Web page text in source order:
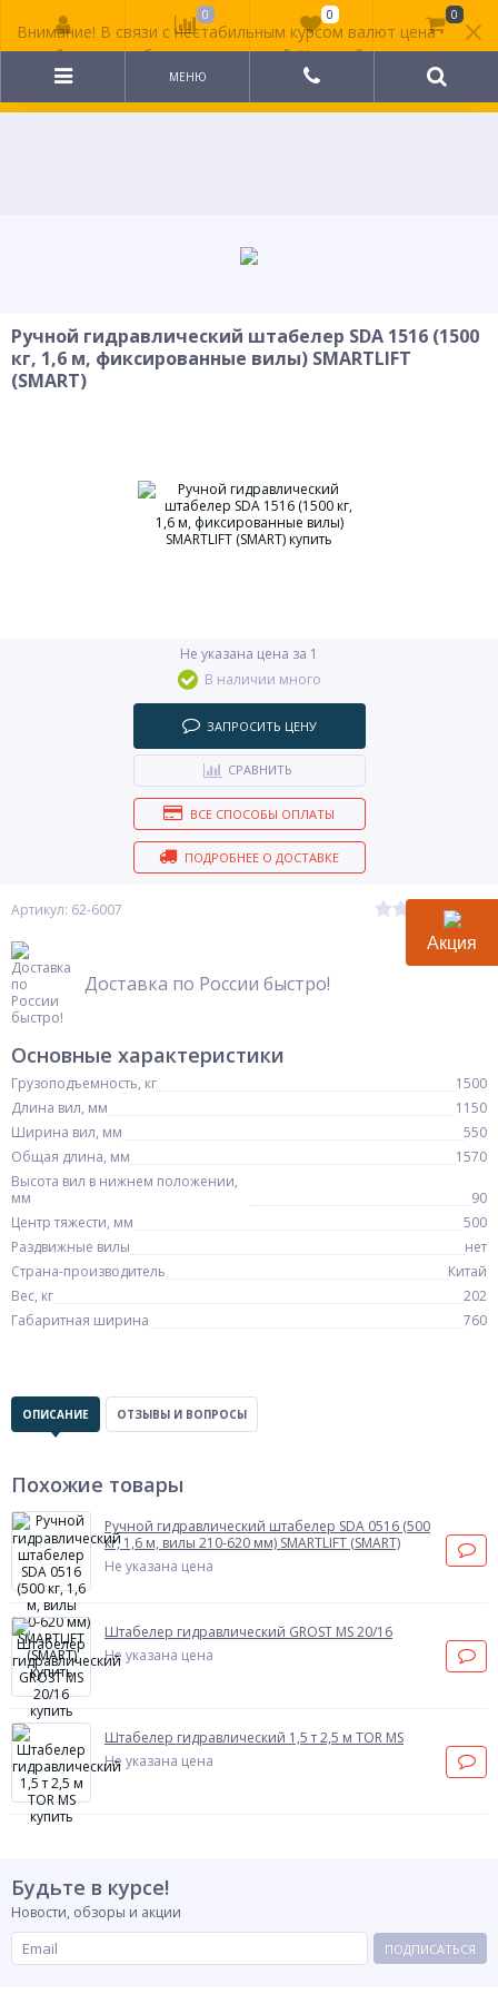
Внимание! В связи с нестабильным курсом валют цена
на сайте может быть неактуальной. Уточняйте
стоимость у менеджера.
МЕНЮ
Ручной гидравлический штабелер SDA 1516 (1500
кг, 1,6 м, фиксированные вилы) SMARTLIFT
(SMART)
Артикул: 62-6007
Доставка по России быстро!
Не указана цена за 1
В наличии много
ЗАПРОСИТЬ ЦЕНУ
СРАВНИТЬ
ВСЕ СПОСОБЫ ОПЛАТЫ
ПОДРОБНЕЕ О ДОСТАВКЕ
Основные характеристики
Грузоподъемность, кг
1500
Длина вил, мм
1150
Ширина вил, мм
550
Общая длина, мм
1570
Высота вил в нижнем положении,
мм
90
Центр тяжести, мм
500
Раздвижные вилы
нет
Страна-производитель
Китай
Вес, кг
202
Габаритная ширина
760
ОПИСАНИЕ ОТЗЫВЫ И ВОПРОСЫ
Похожие товары
Ручной гидравлический штабелер SDA 0516 (500
кг, 1,6 м, вилы 210-620 мм) SMARTLIFT (SMART)
Не указана цена
Штабелер гидравлический GROST MS 20/16
Не указана цена
Штабелер гидравлический 1,5 т 2,5 м TOR MS
Не указана цена
Будьте в курсе!
Новости, обзоры и акции
ПОДПИСАТЬСЯ
0 0 0
Акция